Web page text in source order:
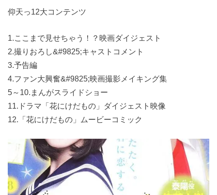
仰天っ12大コンテンツ
1.ここまで見せちゃう！？映画ダイジェスト
2.撮りおろし&#9825;キャストコメント
3.予告編
4.ファン大興奮&#9825;映画撮影メイキング集
5～10.まんがスライドショー
11.ドラマ「花にけだもの」ダイジェスト映像
12.「花にけだもの」ムービーコミック